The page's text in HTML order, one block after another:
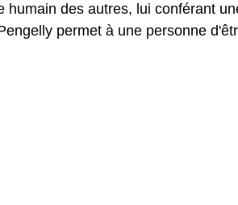
humain des autres, lui conférant
permet à une personne